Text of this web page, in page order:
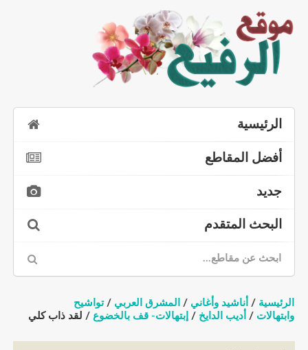
الرئيسية
أفضل المقاطع
جديد
البحث المتقدم
الرئيسية / أناشيد وأغاني / المشرق العربي /تواشيح
وابتهالات / أديب الدايخ / إبتهالات- قف بالخضوع / لقد ذاب كلي